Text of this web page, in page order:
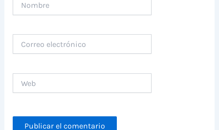
electrónico